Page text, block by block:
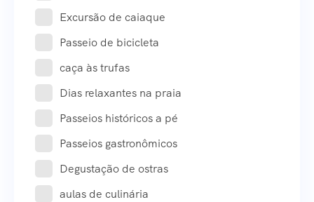
Excursão de caiaque
Passeio de bicicleta
caça às trufas
Dias relaxantes na praia
Passeios históricos a pé
Passeios gastronômicos
Degustação de ostras
aulas de culinária